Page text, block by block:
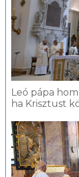
Leó pápa
ha Krisztust